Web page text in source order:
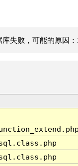
失败，可能的原因